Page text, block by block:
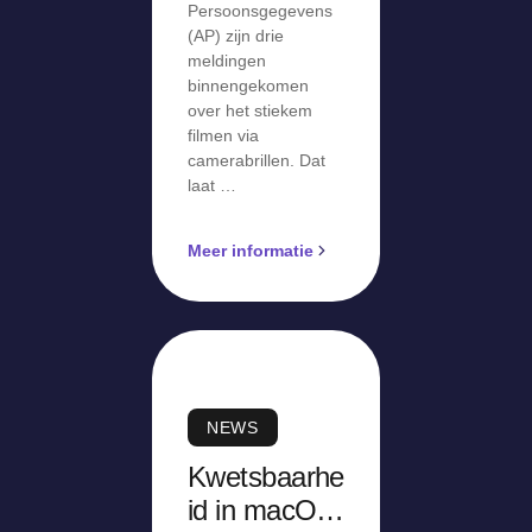
Persoonsgegevens
(AP) zijn drie
meldingen
binnengekomen
over het stiekem
filmen via
camerabrillen. Dat
laat …
Meer informatie
NEWS
Kwetsbaarhe
id in macOS